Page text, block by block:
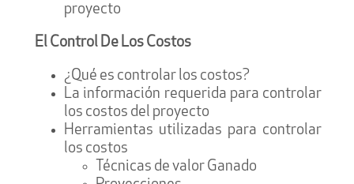
proyecto
El Control De Los Costos
¿Qué es controlar los costos?
La información requerida para controlar
los costos del proyecto
Herramientas utilizadas para controlar
los costos
Técnicas de valor Ganado